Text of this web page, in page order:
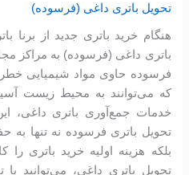
تحویل باتری داغی (فرسوده)
هنگام خرید باتری جدید از برنا
باتری داغی (فرسوده) به مراکز
فرسوده حاوی مواد شیمیایی
که می‌توانند به محیط زیست آسیب
خدمات جمع‌آوری باتری داغی،
تحویل باتری فرسوده نه تنها
بلکه هزینه اولیه خرید باتری
تحویل باتری داغی، می‌توانید با